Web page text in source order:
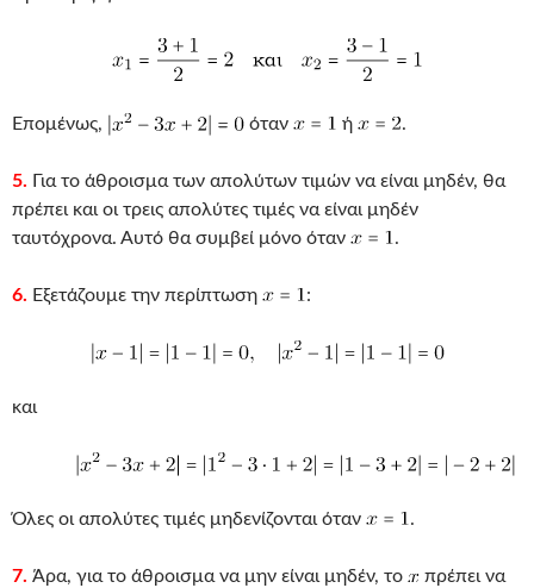
Επομένως, όταν ή .
5. Για το άθροισμα των απολύτων τιμών να είναι μηδέν, θα
πρέπει και οι τρεις απολύτες τιμές να είναι μηδέν
ταυτόχρονα. Αυτό θα συμβεί μόνο όταν
.
6. Εξετάζουμε την περίπτωση :
και
Όλες οι απολύτες τιμές μηδενίζονται όταν .
7. Άρα, για το άθροισμα να μην είναι μηδέν, το
πρέπει να